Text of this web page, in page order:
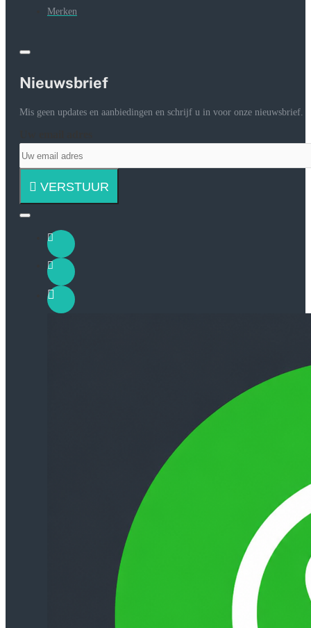
Merken
Nieuwsbrief
Mis geen updates en aanbiedingen en schrijf u in voor onze nieuwsbrief.
VERSTUUR